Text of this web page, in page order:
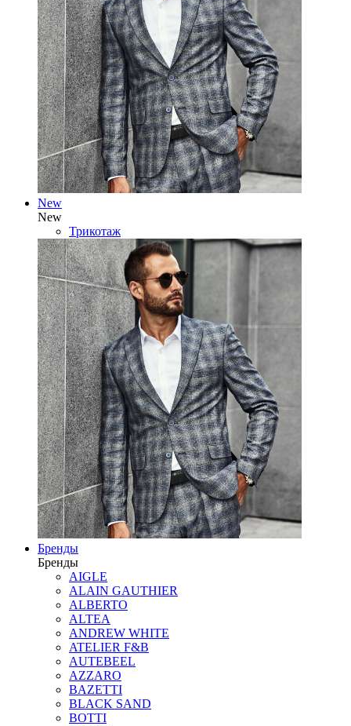
New
New
Трикотаж
Бренды
Бренды
AIGLE
ALAIN GAUTHIER
ALBERTO
ALTEA
ANDREW WHITE
ATELIER F&B
AUTEBEEL
AZZARO
BAZETTI
BLACK SAND
BOTTI